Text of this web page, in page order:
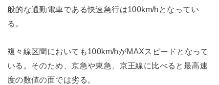
般的な通勤電車である快速急行は100km/hとなってい
る。
複々線区間においても100km/hがMAXスピードとなって
いる。そのため、京急や東急、京王線に比べると最高速
度の数値の面では劣る。